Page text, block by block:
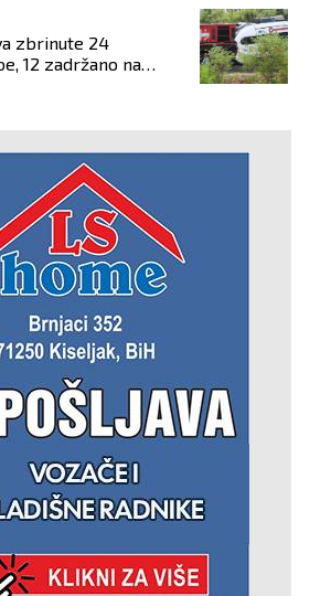
zbrinute 24
12 zadržano na